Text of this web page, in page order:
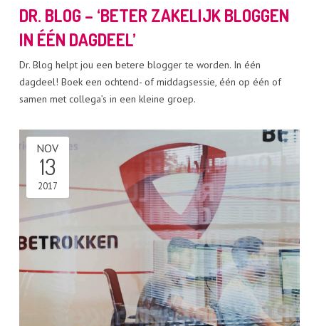
DR. BLOG – ‘BETER ZAKELIJK BLOGGEN
IN ÉÉN DAGDEEL’
Dr. Blog helpt jou een betere blogger te worden. In één
dagdeel! Boek een ochtend- of middagsessie, één op één of
samen met collega’s in een kleine groep.
NOV
13
2017